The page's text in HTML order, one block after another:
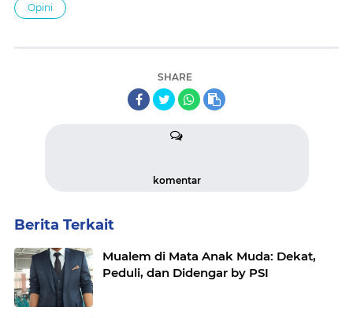
Opini
SHARE
komentar
Berita Terkait
Mualem di Mata Anak Muda: Dekat,
Peduli, dan Didengar by PSI